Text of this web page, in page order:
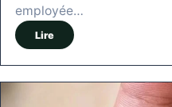
employée…
Lire